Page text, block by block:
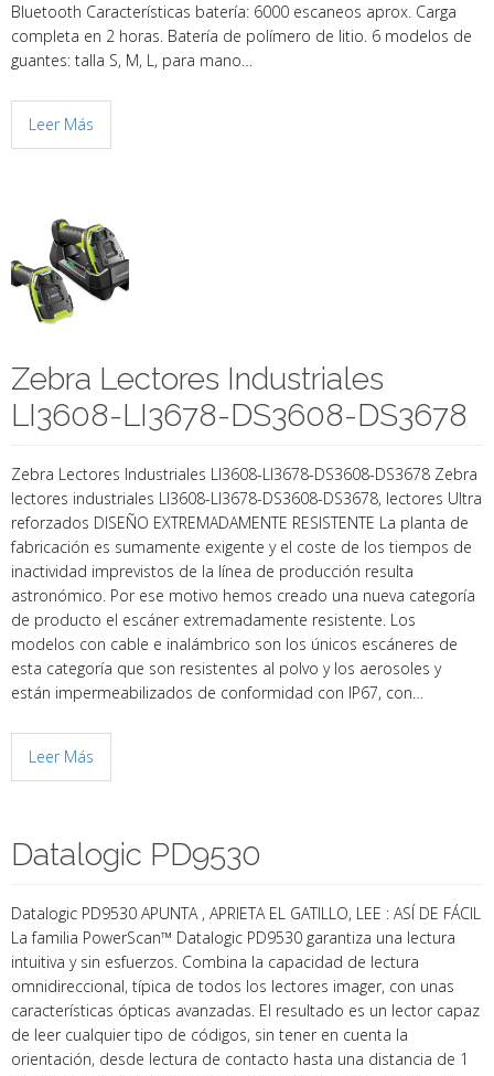
Bluetooth Características batería: 6000 escaneos aprox. Carga
completa en 2 horas. Batería de polímero de litio. 6 modelos de
guantes: talla S, M, L, para mano…
Leer Más
Zebra Lectores Industriales
LI3608-LI3678-DS3608-DS3678
Zebra Lectores Industriales LI3608-LI3678-DS3608-DS3678 Zebra
lectores industriales LI3608-LI3678-DS3608-DS3678, lectores Ultra
reforzados DISEÑO EXTREMADAMENTE RESISTENTE La planta de
fabricación es sumamente exigente y el coste de los tiempos de
inactividad imprevistos de la línea de producción resulta
astronómico. Por ese motivo hemos creado una nueva categoría
de producto el escáner extremadamente resistente. Los
modelos con cable e inalámbrico son los únicos escáneres de
esta categoría que son resistentes al polvo y los aerosoles y
están impermeabilizados de conformidad con IP67, con…
Leer Más
Datalogic PD9530
Datalogic PD9530 APUNTA , APRIETA EL GATILLO, LEE : ASÍ DE FÁCIL
La familia PowerScan™ Datalogic PD9530 garantiza una lectura
intuitiva y sin esfuerzos. Combina la capacidad de lectura
omnidireccional, típica de todos los lectores imager, con unas
características ópticas avanzadas. El resultado es un lector capaz
de leer cualquier tipo de códigos, sin tener en cuenta la
orientación, desde lectura de contacto hasta una distancia de 1